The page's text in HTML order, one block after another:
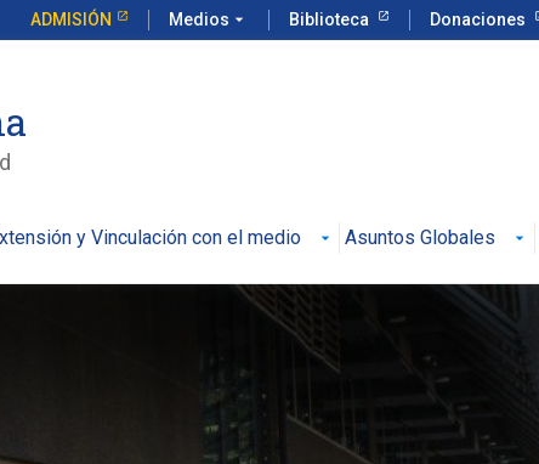
ADMISIÓN Medios arrow_drop_down Biblioteca Donaciones
y Vinculación con el medio Asuntos Globales